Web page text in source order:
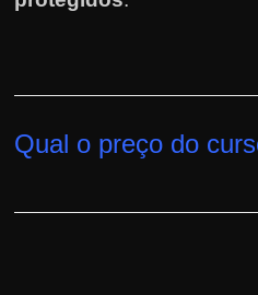
Qual o preço do